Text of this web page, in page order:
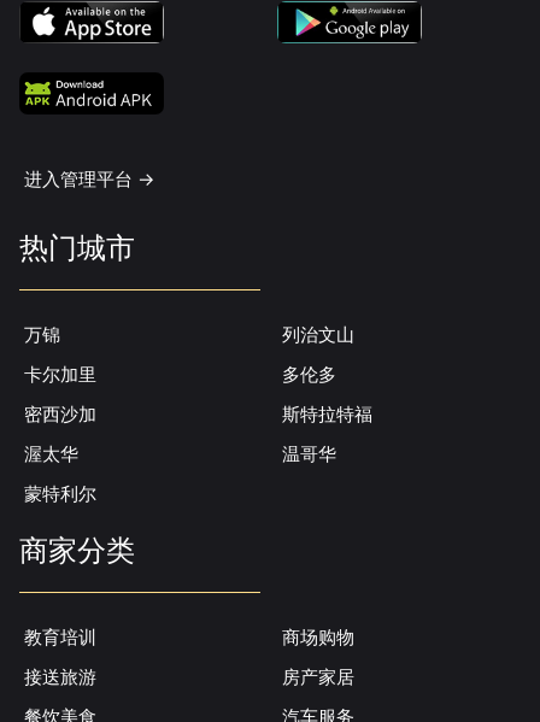
进入管理平台 ->
热门城市
万锦
列治文山
卡尔加里
多伦多
密西沙加
斯特拉特福
渥太华
温哥华
蒙特利尔
商家分类
教育培训
商场购物
接送旅游
房产家居
餐饮美食
汽车服务